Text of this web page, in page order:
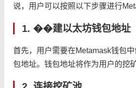
说，用户可以按照以下步骤进行
1. ��建以太坊钱包地址
首先，用户需要在Metamask钱包
包地址。钱包地址将作为用户的挖